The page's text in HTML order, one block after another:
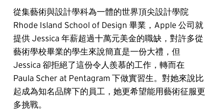
從集藝術與設計學科為一體的世界頂尖設計學院
Rhode Island School of Design 畢業，Apple 公司就
提供 Jessica 年薪超過十萬元美金的職缺，對許多從
藝術學校畢業的學生來說簡直是一份大禮，但
Jessica 卻拒絕了這份令人羨慕的工作，轉而在
Paula Scher at Pentagram 下做實習生。對她來說比
起成為知名品牌下的員工，她更希望能用藝術征服更
多挑戰。